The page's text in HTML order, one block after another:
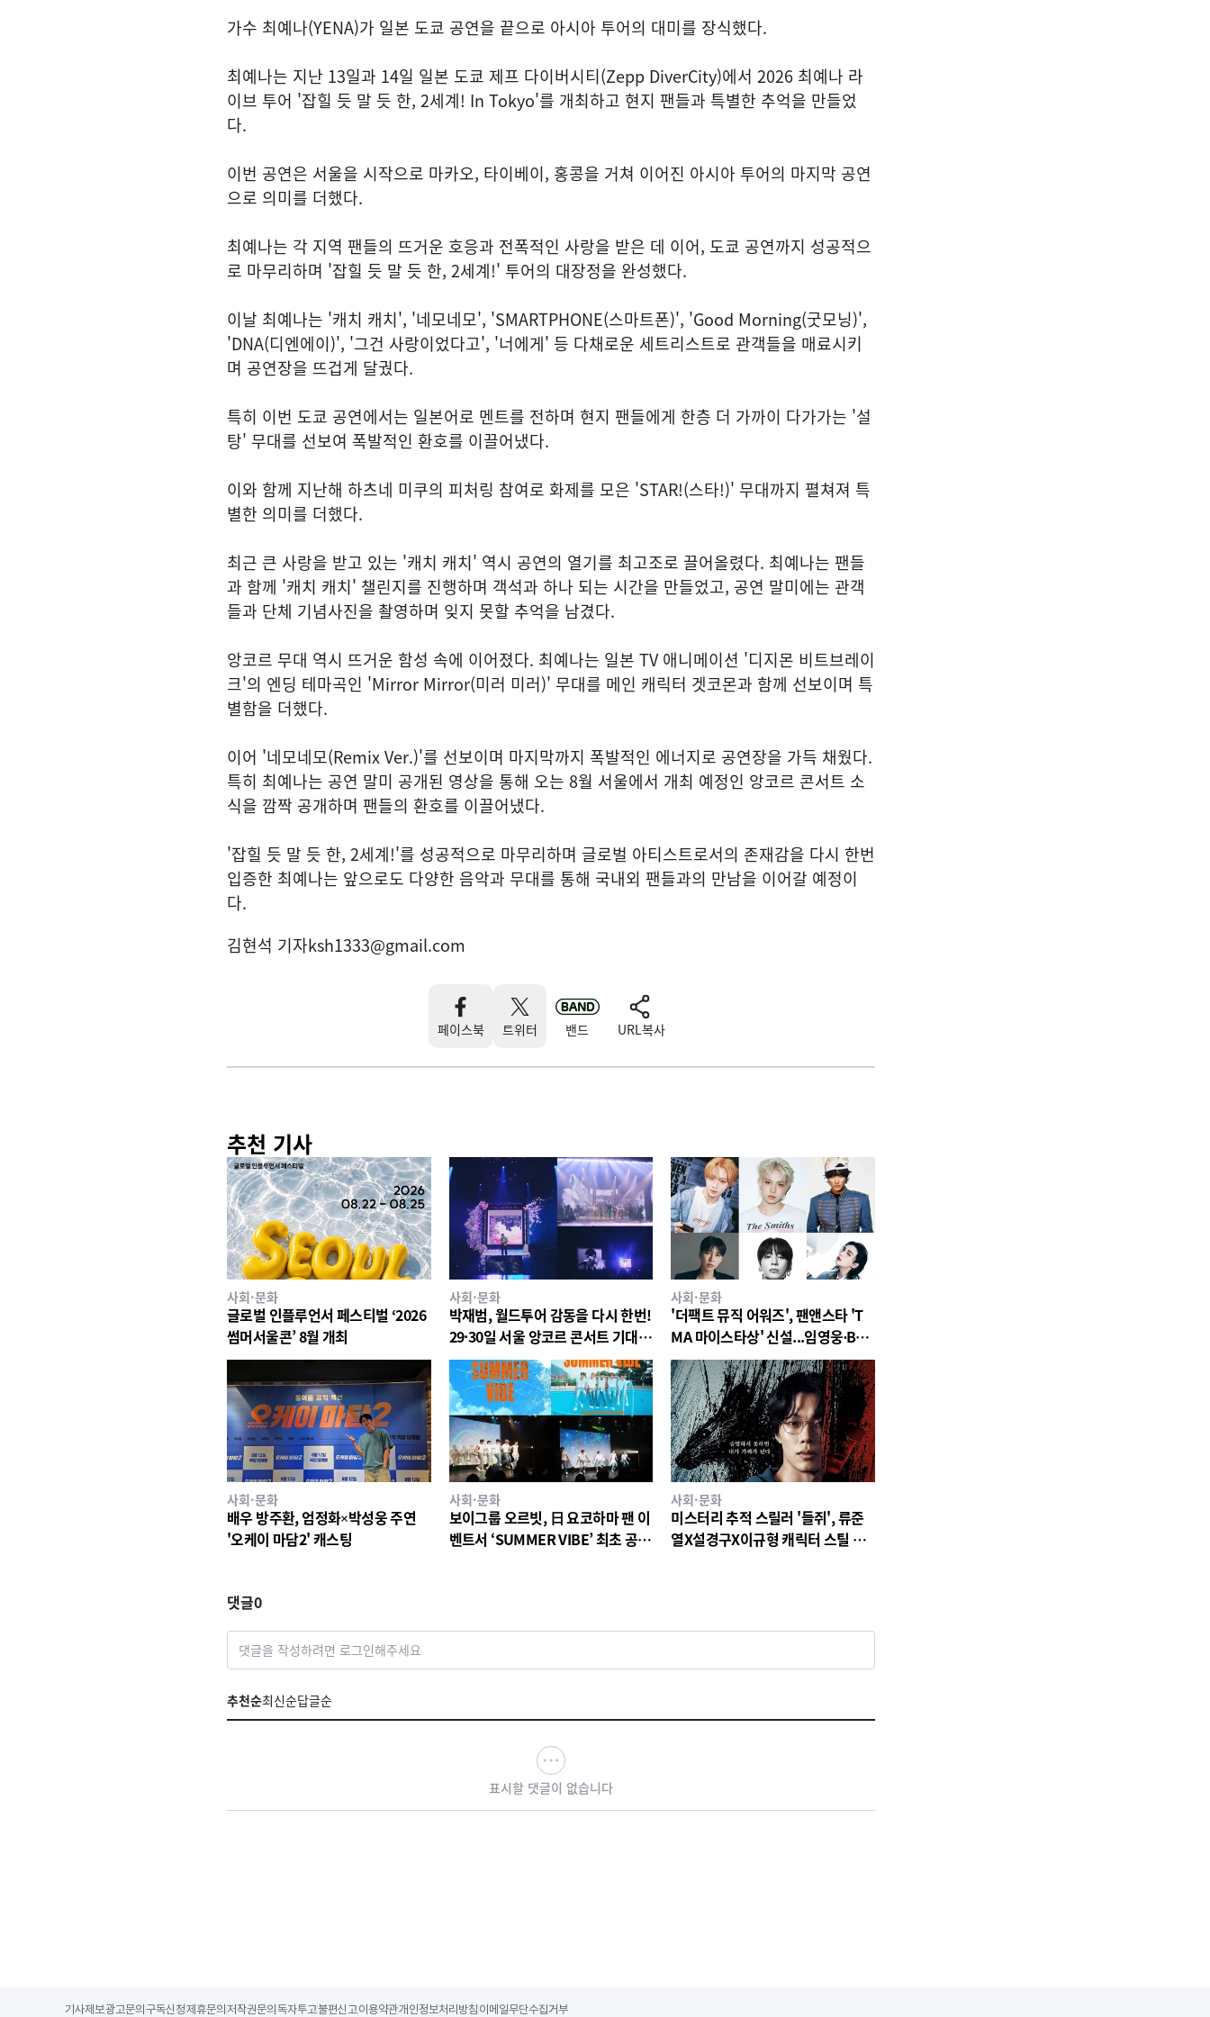
가수 최예나(YENA)가 일본 도쿄 공연을 끝으로 아시아 투어의 대미를 장식했다.
최예나는 지난 13일과 14일 일본 도쿄 제프 다이버시티(Zepp DiverCity)에서 2026 최예나 라
이브 투어 '잡힐 듯 말 듯 한, 2세계! In Tokyo'를 개최하고 현지 팬들과 특별한 추억을 만들었
다.
이번 공연은 서울을 시작으로 마카오, 타이베이, 홍콩을 거쳐 이어진 아시아 투어의 마지막 공연
으로 의미를 더했다.
최예나는 각 지역 팬들의 뜨거운 호응과 전폭적인 사랑을 받은 데 이어, 도쿄 공연까지 성공적으
로 마무리하며 '잡힐 듯 말 듯 한, 2세계!' 투어의 대장정을 완성했다.
이날 최예나는 '캐치 캐치', '네모네모', 'SMARTPHONE(스마트폰)', 'Good Morning(굿모닝)',
'DNA(디엔에이)', '그건 사랑이었다고', '너에게' 등 다채로운 세트리스트로 관객들을 매료시키
며 공연장을 뜨겁게 달궜다.
특히 이번 도쿄 공연에서는 일본어로 멘트를 전하며 현지 팬들에게 한층 더 가까이 다가가는 '설
탕' 무대를 선보여 폭발적인 환호를 이끌어냈다.
이와 함께 지난해 하츠네 미쿠의 피처링 참여로 화제를 모은 'STAR!(스타!)' 무대까지 펼쳐져 특
별한 의미를 더했다.
최근 큰 사랑을 받고 있는 '캐치 캐치' 역시 공연의 열기를 최고조로 끌어올렸다. 최예나는 팬들
과 함께 '캐치 캐치' 챌린지를 진행하며 객석과 하나 되는 시간을 만들었고, 공연 말미에는 관객
들과 단체 기념사진을 촬영하며 잊지 못할 추억을 남겼다.
앙코르 무대 역시 뜨거운 함성 속에 이어졌다. 최예나는 일본 TV 애니메이션 '디지몬 비트브레이
크'의 엔딩 테마곡인 'Mirror Mirror(미러 미러)' 무대를 메인 캐릭터 겟코몬과 함께 선보이며 특
별함을 더했다.
이어 '네모네모(Remix Ver.)'를 선보이며 마지막까지 폭발적인 에너지로 공연장을 가득 채웠다.
특히 최예나는 공연 말미 공개된 영상을 통해 오는 8월 서울에서 개최 예정인 앙코르 콘서트 소
식을 깜짝 공개하며 팬들의 환호를 이끌어냈다.
'잡힐 듯 말 듯 한, 2세계!'를 성공적으로 마무리하며 글로벌 아티스트로서의 존재감을 다시 한번
입증한 최예나는 앞으로도 다양한 음악과 무대를 통해 국내외 팬들과의 만남을 이어갈 예정이
다.
김현석 기자ksh1333@gmail.com
페이스북 트위터 밴드 URL복사
추천 기사
사회·문화
글로벌 인플루언서 페스티벌 ‘2026
썸머서울콘’ 8월 개최
사회·문화
박재범, 월드투어 감동을 다시 한번!
29·30일 서울 앙코르 콘서트 기대
포인트
사회·문화
'더팩트 뮤직 어워즈', 팬앤스타 'T
MA 마이스타상' 신설...임영웅∙BTS
진∙블랙핑크 제니 포함 남녀 아티스
트 상위 20인 결선 투표 진출!
사회·문화
배우 방주환, 엄정화×박성웅 주연
'오케이 마담2' 캐스팅
사회·문화
보이그룹 오르빗, 日 요코하마 팬 이
벤트서 ‘SUMMER VIBE’ 최초 공
사회·문화
미스터리 추적 스릴러 '들쥐', 류준
열X설경구X이규형 캐릭터 스틸 공
댓글0
댓글을 작성하려면 로그인해주세요
추천순최신순답글순
표시할 댓글이 없습니다
기사제보광고문의 구독신청제휴문의 저작권문의 독자투고불편신고이용약관개인정보처리방침 이메일무단수집거부